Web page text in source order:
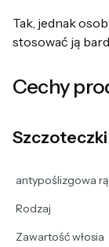
Tak, jednak
stosować ją
Cechy
Szczoteczki
antypoślizgowa
Rodzaj
Zawartość włosia